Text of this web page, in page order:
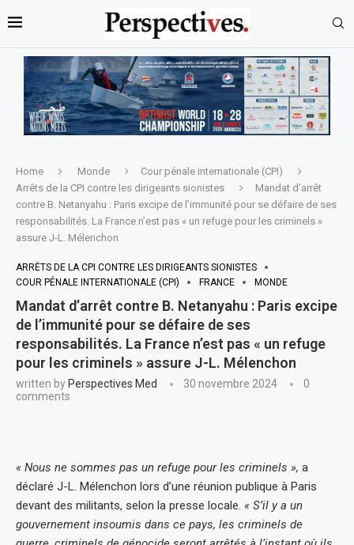
Home Monde
Cour pénale internationale (CPI)
Arrêts de la CPI contre les dirigeants sionistes
Mandat d’arrêt
contre B. Netanyahu : Paris excipe de l’immunité pour se défaire de ses
responsabilités. La France n’est pas « un refuge pour les criminels »
assure J-L. Mélenchon
ARRÊTS DE LA CPI CONTRE LES DIRIGEANTS SIONISTES
COUR PÉNALE INTERNATIONALE (CPI)
FRANCE MONDE
Mandat d’arrêt contre B. Netanyahu : Paris excipe
de l’immunité pour se défaire de ses
responsabilités. La France n’est pas « un refuge
pour les criminels » assure J-L. Mélenchon
written by Perspectives Med 30 novembre 2024
0
comments
« Nous ne sommes pas un refuge pour les criminels », a
déclaré J-L. Mélenchon lors d’une réunion publique à Paris
devant des militants, selon la presse locale. « S’il y a un
gouvernement insoumis dans ce pays, les criminels de